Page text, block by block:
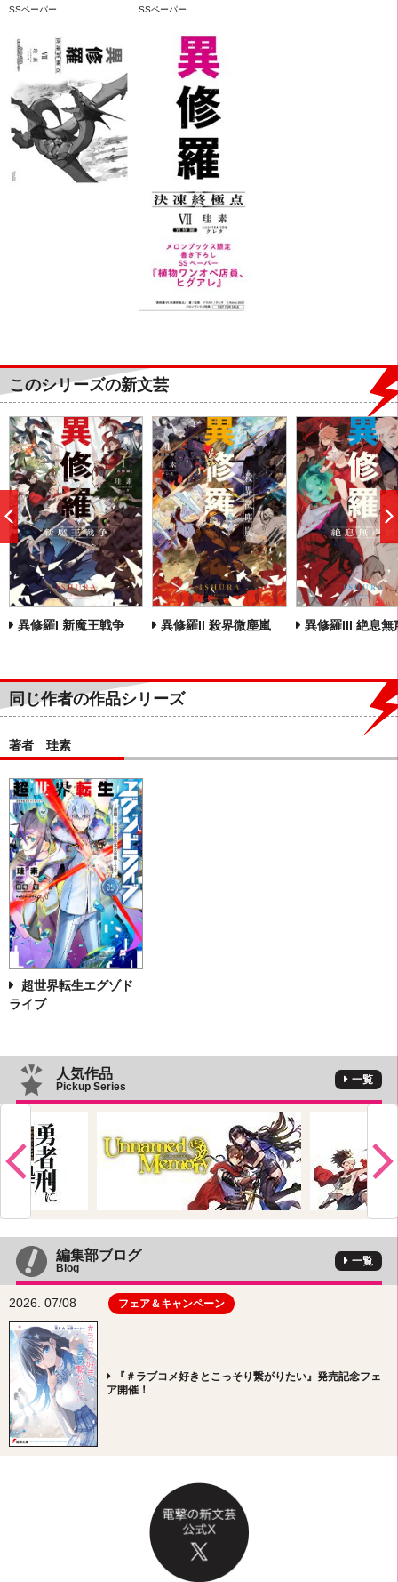
SSペーパー SSペーパー
このシリーズの新文芸
異修羅I 新魔王戦争 異修羅II 殺界微塵嵐 異修羅III 絶息無
前
へ
同じ作者の作品シリーズ
著者 珪素
超世界転生エグゾド
ライブ
人気作品
Pickup Series
一覧
編集部ブログ
Blog
一覧
2026. 07/08 フェア＆キャンペーン
『＃ラブコメ好きとこっそり繋がりたい』発売記念フェ
ア開催！